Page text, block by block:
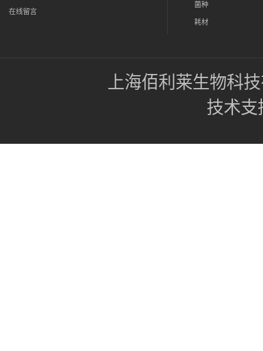
在线留言
菌种
耗材
上海佰利莱生物科
技术